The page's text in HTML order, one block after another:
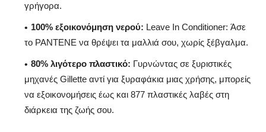
γρήγορα.
100% εξοικονόμηση νερού: Leave In Conditioner: Άσε
το PANTENE να θρέψει τα μαλλιά σου, χωρίς ξέβγαλμα.
80% λιγότερο πλαστικό: Γυρνώντας σε ξυριστικές
μηχανές Gillette αντί για ξυραφάκια μιας χρήσης, μπορείς
να εξοικονομήσεις έως και 877 πλαστικές λαβές στη
διάρκεια της ζωής σου.